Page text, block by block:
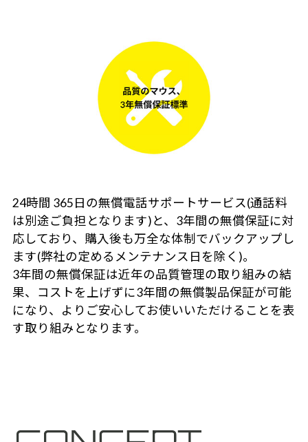
24時間 365日の無償電話サポートサービス(通話料
は別途ご負担となります)と、3年間の無償保証に対
応しており、購入後も万全な体制でバックアップし
ます(弊社の定めるメンテナンス日を除く)。
3年間の無償保証は近年の品質管理の取り組みの結
果、コストを上げずに3年間の無償製品保証が可能
になり、よりご安心してお使いいただけることを表
す取り組みとなります。